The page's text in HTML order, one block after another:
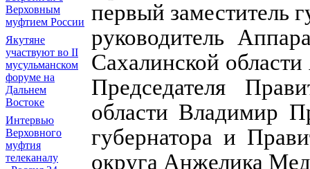
Верховным
муфтием России
Якутяне
участвуют во II
мусульманском
форуме на
Дальнем
Востоке
Интервью
Верховного
муфтия
телеканалу
первый заместитель
руководитель
Сахалинской
Председателя
области Владимир
губернатора и
округа Анжелика